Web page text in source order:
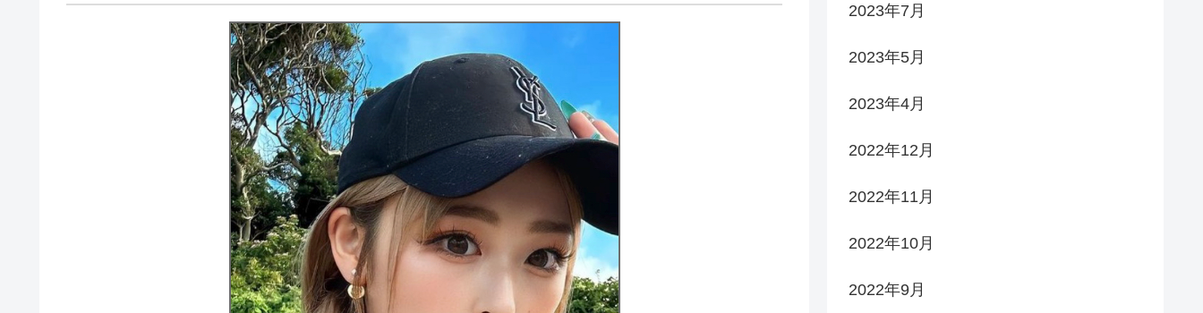
2023年7月
2023年5月
2023年4月
2022年12月
2022年11月
2022年10月
2022年9月